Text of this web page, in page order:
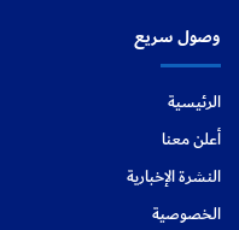
وصول سريع
الرئيسية
أعلن معنا
النشرة الإخبارية
الخصوصية